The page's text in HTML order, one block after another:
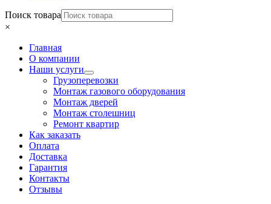
Поиск товара
×
Главная
О компании
Наши услуги
Грузоперевозки
Монтаж газового оборудования
Монтаж дверей
Монтаж столешниц
Ремонт квартир
Как заказать
Оплата
Доставка
Гарантия
Контакты
Отзывы